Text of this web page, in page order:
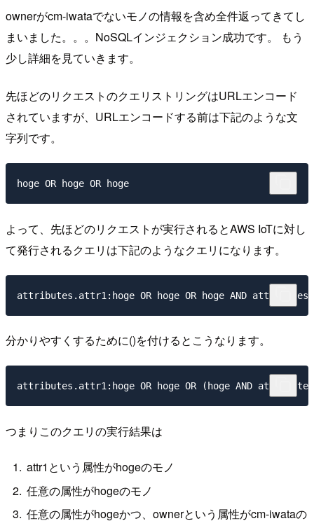
ownerがcm-iwataでないモノの情報を含め全件返ってきてし
まいました。。。NoSQLインジェクション成功です。 もう
少し詳細を見ていきます。
先ほどのリクエストのクエリストリングはURLエンコード
されていますが、URLエンコードする前は下記のような文
字列です。
よって、先ほどのリクエストが実行されるとAWS IoTに対し
て発行されるクエリは下記のようなクエリになります。
分かりやすくするために()を付けるとこうなります。
つまりこのクエリの実行結果は
attr1という属性がhogeのモノ
任意の属性がhogeのモノ
任意の属性がhogeかつ、ownerという属性がcm-iwataの